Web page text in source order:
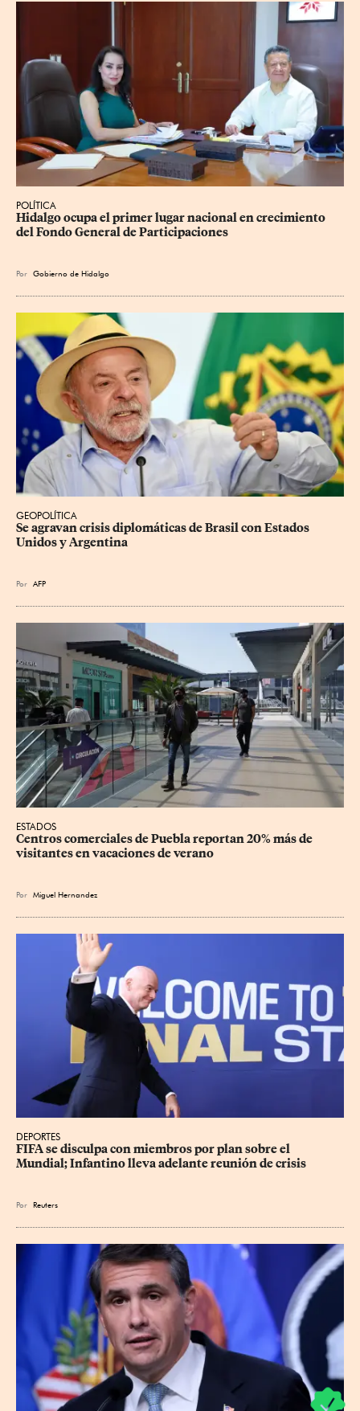
POLÍTICA
Hidalgo ocupa el primer lugar nacional en crecimiento
del Fondo General de Participaciones
Por Gobierno de Hidalgo
GEOPOLÍTICA
Se agravan crisis diplomáticas de Brasil con Estados
Unidos y Argentina
Por AFP
ESTADOS
Centros comerciales de Puebla reportan 20% más de
visitantes en vacaciones de verano
Por Miguel Hernandez
DEPORTES
FIFA se disculpa con miembros por plan sobre el
Mundial; Infantino lleva adelante reunión de crisis
Por Reuters